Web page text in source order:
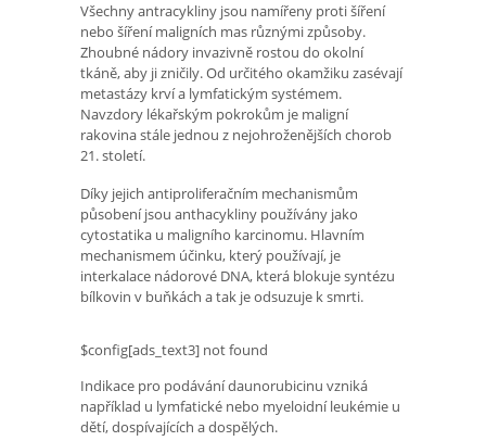
Všechny antracykliny jsou namířeny proti šíření
nebo šíření maligních mas různými způsoby.
Zhoubné nádory invazivně rostou do okolní
tkáně, aby ji zničily. Od určitého okamžiku zasévají
metastázy krví a lymfatickým systémem.
Navzdory lékařským pokrokům je maligní
rakovina stále jednou z nejohroženějších chorob
21. století.
Díky jejich antiproliferačním mechanismům
působení jsou anthacykliny používány jako
cytostatika u maligního karcinomu. Hlavním
mechanismem účinku, který používají, je
interkalace nádorové DNA, která blokuje syntézu
bílkovin v buňkách a tak je odsuzuje k smrti.
$config[ads_text3] not found
Indikace pro podávání daunorubicinu vzniká
například u lymfatické nebo myeloidní leukémie u
dětí, dospívajících a dospělých.